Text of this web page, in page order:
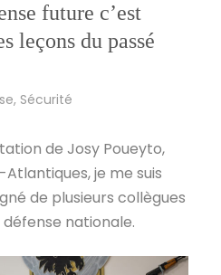
future c’est
leçons du passé
, Sécurité
de Josy Poueyto,
je me suis
de plusieurs collègues
nationale.